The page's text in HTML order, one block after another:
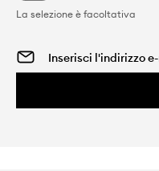
La selezione è facoltativa